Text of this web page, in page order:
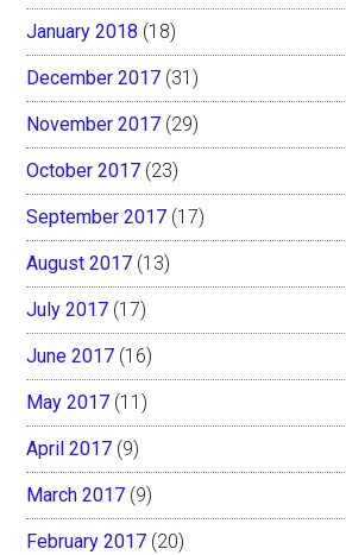
January 2018 (18)
December 2017 (31)
November 2017 (29)
October 2017 (23)
September 2017 (17)
August 2017 (13)
July 2017 (17)
June 2017 (16)
May 2017 (11)
April 2017 (9)
March 2017 (9)
February 2017 (20)